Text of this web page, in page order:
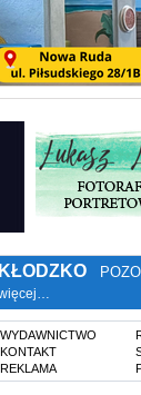
KŁODZKO
WYDAWNICTWO
KONTAKT
REKLAMA